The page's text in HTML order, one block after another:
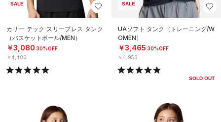
SALE
カリー テック スリーブレス タンク
（バスケットボール/MEN）
￥3,080 30%OFF
￥4,400
SALE
UAソフト タンク（トレーニング/W
OMEN）
￥3,465 30%OFF
￥4,950
SOLD OUT